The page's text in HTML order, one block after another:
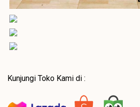
Kunjungi Toko Kami di :